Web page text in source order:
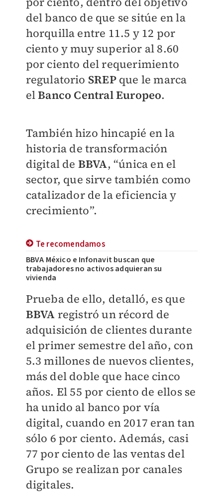
del banco de que se sitúe en la
horquilla entre 11.5 y 12 por
ciento y muy superior al 8.60
por ciento del requerimiento
regulatorio SREP que le marca
elBanco Central Europeo.
También hizo hincapié en la
historia de transformación
digital de BBVA, “única en el
sector, que sirve también como
catalizador de la eficiencia y
crecimiento”.
Te recomendamos
BBVA México e Infonavit buscan que
trabajadores no activos adquieran su
vivienda
Prueba de ello, detalló, es que
BBVA registró un récord de
adquisición de clientes durante
el primer semestre del año, con
5.3 millones de nuevos clientes,
más del doble que hace cinco
años. El 55 por ciento de ellos se
ha unido al banco por vía
digital, cuando en 2017 eran tan
sólo 6 por ciento. Además, casi
77 por ciento de las ventas del
Grupo se realizan por canales
digitales.